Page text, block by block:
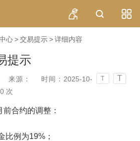
心 > 交易提示 > 详细内容
提示
T T
来源：
时间：2025-10-
次
合约的调整：
比例为19%；